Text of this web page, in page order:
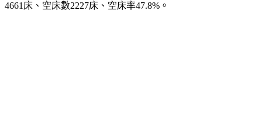
4661床、空床數2227床、空床率47.8%。